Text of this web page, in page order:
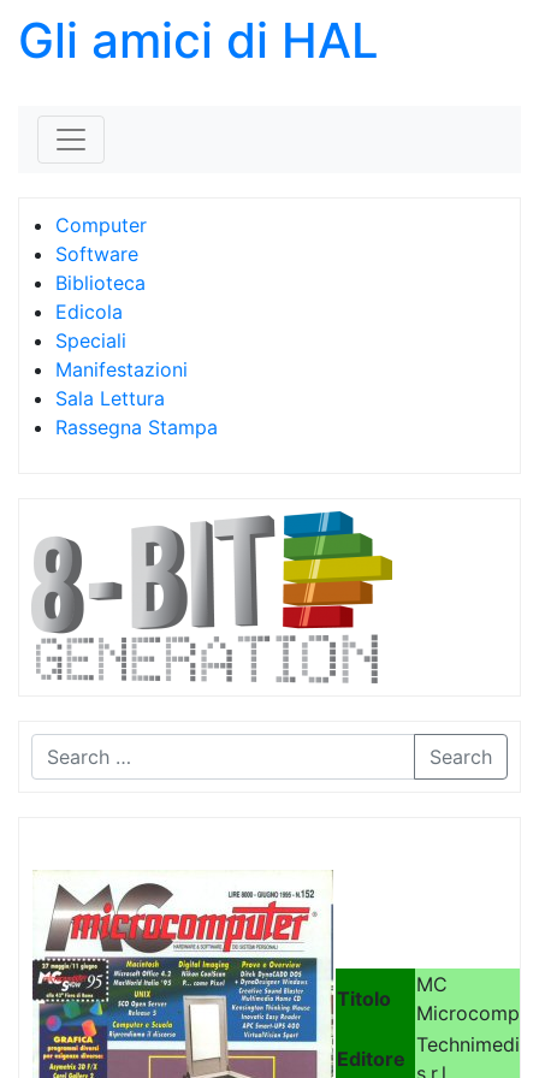
Gli amici di HAL
Computer
Software
Biblioteca
Edicola
Speciali
Manifestazioni
Sala Lettura
Rassegna Stampa
Search
Titolo
MC
Editore
Technimedia
s.r.l.